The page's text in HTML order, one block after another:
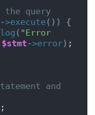
the query
->execute())
{
( "Error
$stmt ->error) ;
and
;